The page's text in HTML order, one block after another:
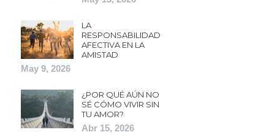
LA
RESPONSABILIDAD
AFECTIVA EN LA
AMISTAD
May 9, 2026
¿POR QUÉ AÚN NO
SÉ CÓMO VIVIR SIN
TU AMOR?
Abr 15, 2026